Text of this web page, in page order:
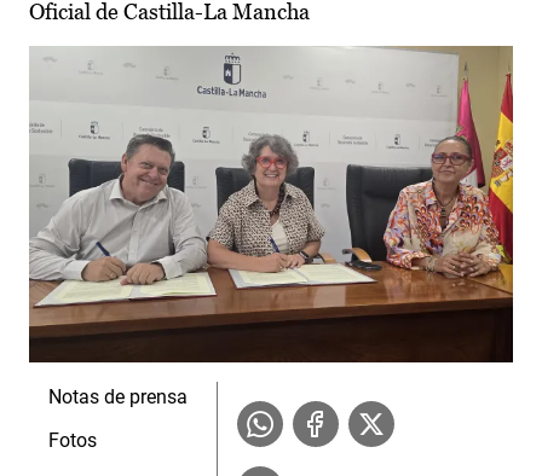
Oficial de Castilla-La Mancha
Notas de prensa
Fotos